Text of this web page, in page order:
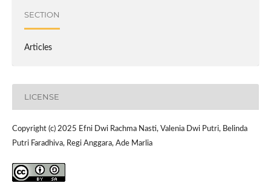
SECTION
Articles
LICENSE
Copyright (c) 2025 Efni Dwi Rachma Nasti, Valenia Dwi Putri, Belinda
Putri Faradhiva, Regi Anggara, Ade Marlia